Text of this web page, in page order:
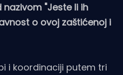
"Jeste li ih
o ovoj zaštićenoj i
i koordinaciji putem tri